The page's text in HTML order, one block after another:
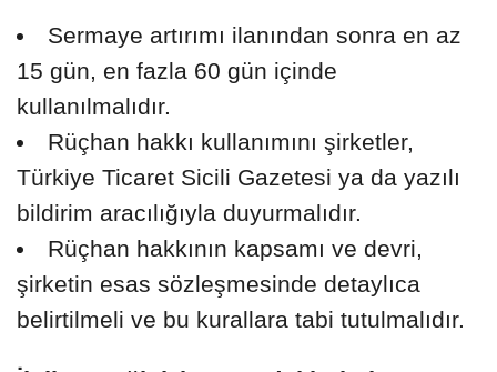
Sermaye artırımı ilanından sonra en az
15 gün, en fazla 60 gün içinde
kullanılmalıdır.
Rüçhan hakkı kullanımını şirketler,
Türkiye Ticaret Sicili Gazetesi ya da yazılı
bildirim aracılığıyla duyurmalıdır.
Rüçhan hakkının kapsamı ve devri,
şirketin esas sözleşmesinde detaylıca
belirtilmeli ve bu kurallara tabi tutulmalıdır.